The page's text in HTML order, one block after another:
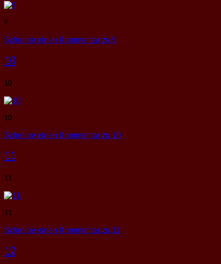
9
Schreibe einen Kommentar zu 9
10
10
10
Schreibe einen Kommentar zu 10
11
11
11
Schreibe einen Kommentar zu 11
12